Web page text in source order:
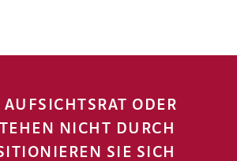
ODER
NICHT DURCH
SIE SICH